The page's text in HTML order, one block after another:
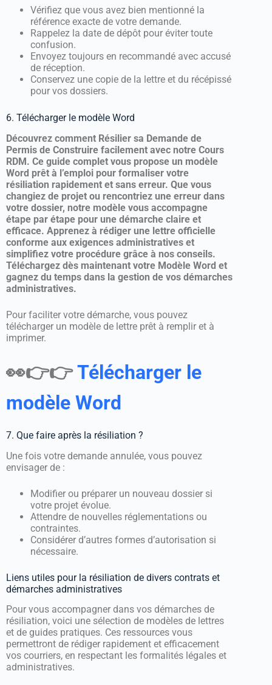
Vérifiez que vous avez bien mentionné la
référence exacte de votre demande.
Rappelez la date de dépôt pour éviter toute
confusion.
Envoyez toujours en recommandé avec accusé
de réception.
Conservez une copie de la lettre et du récépissé
pour vos dossiers.
6. Télécharger le modèle Word
Découvrez comment Résilier sa Demande de
Permis de Construire facilement avec notre Cours
RDM. Ce guide complet vous propose un modèle
Word prêt à l’emploi pour formaliser votre
résiliation rapidement et sans erreur. Que vous
changiez de projet ou rencontriez une erreur dans
votre dossier, notre modèle vous accompagne
étape par étape pour une démarche claire et
efficace. Apprenez à rédiger une lettre officielle
conforme aux exigences administratives et
simplifiez votre procédure grâce à nos conseils.
Téléchargez dès maintenant votre Modèle Word et
gagnez du temps dans la gestion de vos démarches
administratives.
Pour faciliter votre démarche, vous pouvez
télécharger un modèle de lettre prêt à remplir et à
imprimer.
👀👉👉Télécharger le
modèle Word
7. Que faire après la résiliation ?
Une fois votre demande annulée, vous pouvez
envisager de :
Modifier ou préparer un nouveau dossier si
votre projet évolue.
Attendre de nouvelles réglementations ou
contraintes.
Considérer d’autres formes d’autorisation si
nécessaire.
Liens utiles pour la résiliation de divers contrats et
démarches administratives
Pour vous accompagner dans vos démarches de
résiliation, voici une sélection de modèles de lettres
et de guides pratiques. Ces ressources vous
permettront de rédiger rapidement et efficacement
vos courriers, en respectant les formalités légales et
administratives.